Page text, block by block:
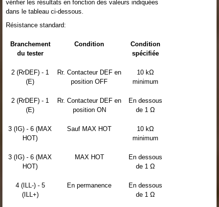
vérifier les résultats en fonction des valeurs indiquées
dans le tableau ci-dessous.
Résistance standard:
Branchement
du tester
Condition
Condition
spécifiée
2 (RrDEF) - 1
(E)
Rr. Contacteur DEF en
position OFF
10 kΩ
minimum
2 (RrDEF) - 1
(E)
Rr. Contacteur DEF en
position ON
En dessous
de 1 Ω
3 (IG) - 6 (MAX
HOT)
Sauf MAX HOT
10 kΩ
minimum
3 (IG) - 6 (MAX
HOT)
MAX HOT
En dessous
de 1 Ω
4 (ILL-) - 5
(ILL+)
En permanence
En dessous
de 1 Ω